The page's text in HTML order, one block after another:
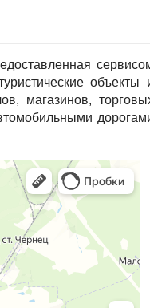
объекты
магазинов,